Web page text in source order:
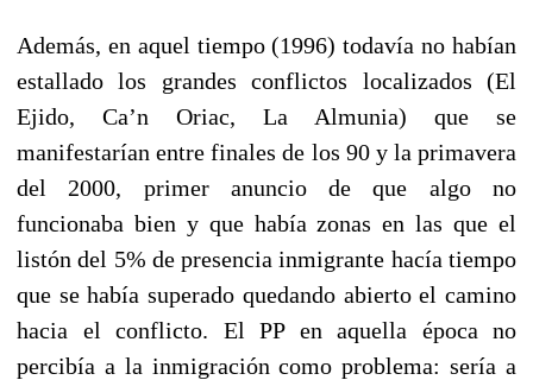
Además, en aquel tiempo (1996) todavía no habían
estallado los grandes conflictos localizados (El
Ejido, Ca’n Oriac, La Almunia) que se
manifestarían entre finales de los 90 y la primavera
del 2000, primer anuncio de que algo no
funcionaba bien y que había zonas en las que el
listón del 5% de presencia inmigrante hacía tiempo
que se había superado quedando abierto el camino
hacia el conflicto. El PP en aquella época no
percibía a la inmigración como problema: sería a